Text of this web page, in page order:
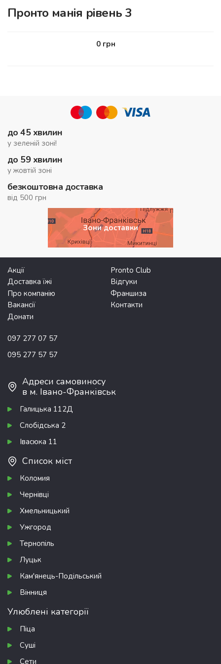
Пронто манія рівень 3
0грн
до 45 хвилин
у зеленій зоні!
до 59 хвилин
у жовтій зоні
безкоштовна доставка
від 500 грн
Зони доставки
Акції
Pronto Club
Доставка їжі
Відгуки
Про компанію
Франшиза
Вакансії
Контакти
Донати
097 277 07 57
095 277 57 57
Адреси самовиносу
в м. Івано-Франківськ
Галицька 112Д
Слобідська 2
Івасюка 11
Список міст
Коломия
Чернівці
Хмельницький
Ужгород
Тернопіль
Луцьк
Кам'янець-Подільський
Вінниця
Улюблені категорії
Піца
Суші
Сети